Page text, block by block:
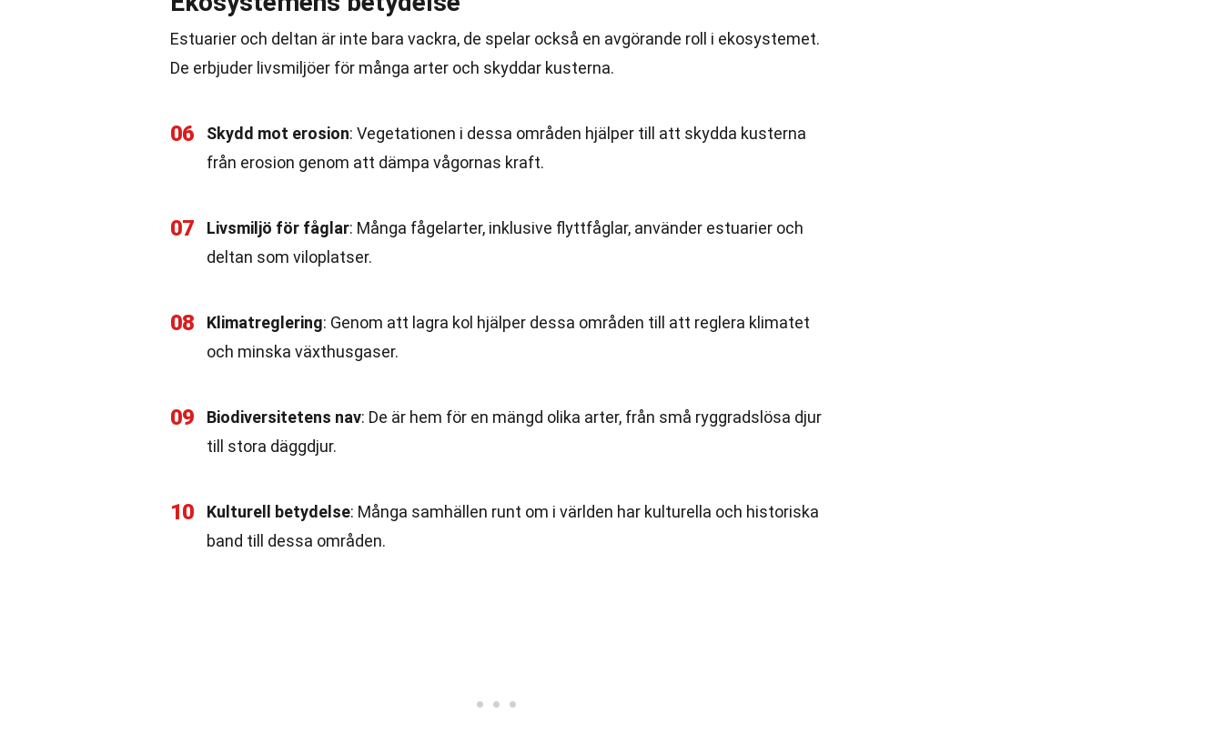
Estuarier och deltan är inte bara vackra, de spelar också en avgörande roll i ekosystemet.
De erbjuder livsmiljöer för många arter och skyddar kusterna.
06 Skydd mot erosion: Vegetationen i dessa områden hjälper till att skydda kusterna
från erosion genom att dämpa vågornas kraft.
07 Livsmiljö för fåglar: Många fågelarter, inklusive flyttfåglar, använder estuarier och
deltan som viloplatser.
08 Klimatreglering: Genom att lagra kol hjälper dessa områden till att reglera klimatet
och minska växthusgaser.
09 Biodiversitetens nav: De är hem för en mängd olika arter, från små ryggradslösa djur
till stora däggdjur.
10 Kulturell betydelse: Många samhällen runt om i världen har kulturella och historiska
band till dessa områden.